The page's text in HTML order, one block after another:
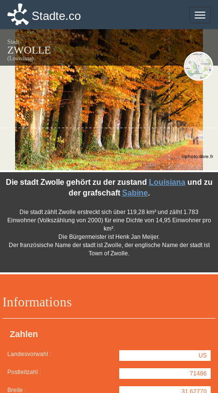
Toggle
Stadte.co
Stadt
ZWOLLE
(Louisiana)
Informations
Zahlen
Landesvorwahl : US
Postleitzahl : 71486
Breite : 31.62770
Die stadt Zwolle gehört zu der zustand Louisianaund zu
der grafschaft Sabine.
Die stadt zählt Zwolle erstreckt sich über 119,28 km² und zälht 1.783
Einwohner (Volkszählung von 2000) für eine Dichte von 14,95 Einwohner pro
km².
Die Bürgermeister ist Henk Jan Meijer.
Der französische Name der stadt ist Zwolle, der englische Name der stadt ist
Town of Zwolle.
©photo-libre.fr
Toggle
Stadte.co